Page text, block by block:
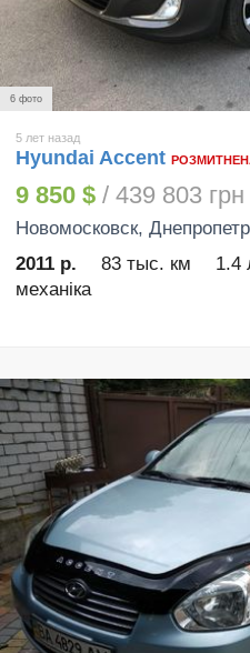
6 фото
5 лет назад
Hyundai Accent
9 850 $ / 439 803 грн
Новомосковск,
2011 р.
83 тыс. км 1.4
механіка